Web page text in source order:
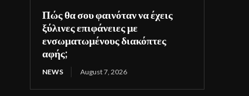
Πώς θα σου φαινόταν να έχεις
ξύλινες επιφάνειες με
ενσωματωμένους διακόπτες
αφής;
NEWS August 7, 2026